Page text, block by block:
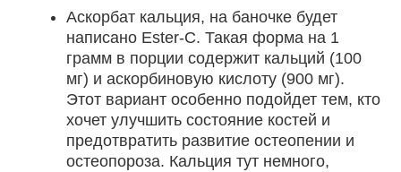
Аскорбат кальция, на баночке будет
написано Ester-C. Такая форма на 1
грамм в порции содержит кальций (100
мг) и аскорбиновую кислоту (900 мг).
Этот вариант особенно подойдет тем, кто
хочет улучшить состояние костей и
предотвратить развитие остеопении и
остеопороза. Кальция тут немного,